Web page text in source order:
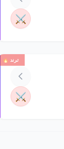
⚔️
ترند 🔥
⚔️